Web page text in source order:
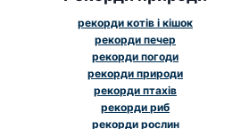
рекорди котів і кішок
рекорди печер
рекорди погоди
рекорди природи
рекорди птахів
рекорди риб
рекорди рослин